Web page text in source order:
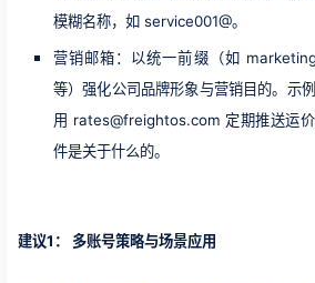
模糊名称，如 service001@。
营销邮箱：以统一前缀（如
等）强化公司品牌形象与营销目的。示
用 rates@freightos.com 定期推送运
件是关于什么的。
建议1： 多账号策略与场景应用